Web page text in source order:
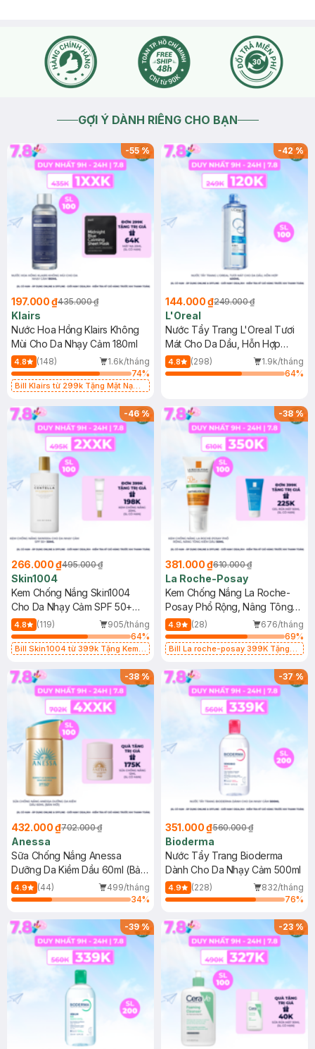
GỢI Ý DÀNH RIÊNG CHO BẠN
-55%
197.000 ₫435.000 ₫
Klairs
Nước Hoa Hồng Klairs Không
Mùi Cho Da Nhạy Cảm 180ml
4.8 (148)
1.6k/tháng
74%
Bill Klairs từ 299k Tặng Mặt Nạ
25ml (SL Có Hạn)
-42%
144.000 ₫249.000 ₫
L'Oreal
Nước Tẩy Trang L'Oreal Tươi
Mát Cho Da Dầu, Hỗn Hợp
400ml
4.8 (298)
1.9k/tháng
64%
-46%
266.000 ₫495.000 ₫
Skin1004
Kem Chống Nắng Skin1004
Cho Da Nhạy Cảm SPF 50+
50ml
4.8 (119)
905/tháng
64%
Bill Skin1004 từ 399k Tặng Kem
SPF 50+ 20ml (SL Có Hạn)
-38%
381.000 ₫610.000 ₫
La Roche-Posay
Kem Chống Nắng La Roche-
Posay Phổ Rộng, Nâng Tông
Kiềm Dầu 50ml
4.9 (28)
676/tháng
69%
Bill La roche-posay 399K Tặng
(SL có hạn)
-38%
432.000 ₫702.000 ₫
Anessa
Sữa Chống Nắng Anessa
Dưỡng Da Kiềm Dầu 60ml (Bản
Mới)
4.9 (44)
499/tháng
34%
-37%
351.000 ₫560.000 ₫
Bioderma
Nước Tẩy Trang Bioderma
Dành Cho Da Nhạy Cảm 500ml
4.9 (228)
832/tháng
76%
-39% -23%